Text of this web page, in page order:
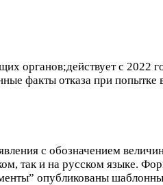
органов;действует с
факты отказа при
с обозначением
так и на русском языке.
опубликованы